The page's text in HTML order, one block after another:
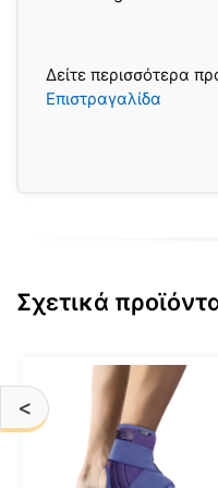
<
Δείτε περισσότερα
Επιστραγαλίδα
Σχετικά
το
προϊόν
πολλαπλές